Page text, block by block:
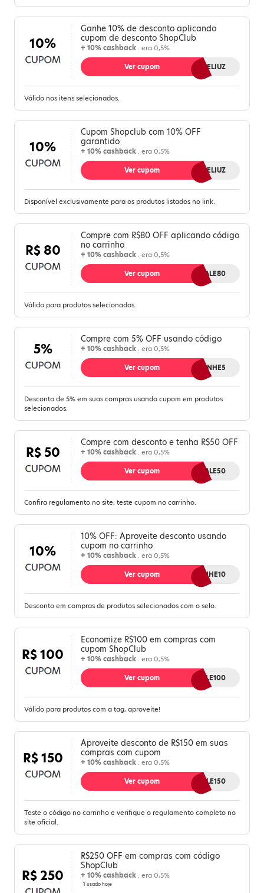
10%
Ganhe 10% de desconto aplicando
cupom de desconto ShopClub
+ 10% cashback . era 0,5%
10MELIUZ
Ver cupom
Válido nos itens selecionados.
10%
Cupom Shopclub com 10% OFF
garantido
+ 10% cashback . era 0,5%
10MELIUZ
Ver cupom
Disponível exclusivamente para os produtos listados no link.
R$ 80
Compre com R$80 OFF aplicando código
no carrinho
+ 10% cashback . era 0,5%
VALE80
Ver cupom
Válido para produtos selecionados.
5%
Compre com 5% OFF usando código
+ 10% cashback . era 0,5%
GANHE5
Ver cupom
Desconto de 5% em suas compras usando cupom em produtos
selecionados.
R$ 50
Compre com desconto e tenha R$50 OFF
+ 10% cashback . era 0,5%
VALE50
Ver cupom
Confira regulamento no site, teste cupom no carrinho.
10%
10% OFF: Aproveite desconto usando
cupom no carrinho
+ 10% cashback . era 0,5%
GANHE10
Ver cupom
Desconto em compras de produtos selecionados com o selo.
R$ 100
Economize R$100 em compras com
cupom ShopClub
+ 10% cashback . era 0,5%
VALE100
Ver cupom
Válido para produtos com a tag, aproveite!
R$ 150
Aproveite desconto de R$150 em suas
compras com cupom
+ 10% cashback . era 0,5%
VALE150
Ver cupom
Teste o código no carrinho e verifique o regulamento completo no
site oficial.
R$ 250
R$250 OFF em compras com código
ShopClub
+ 10% cashback . era 0,5%
1 usado hoje